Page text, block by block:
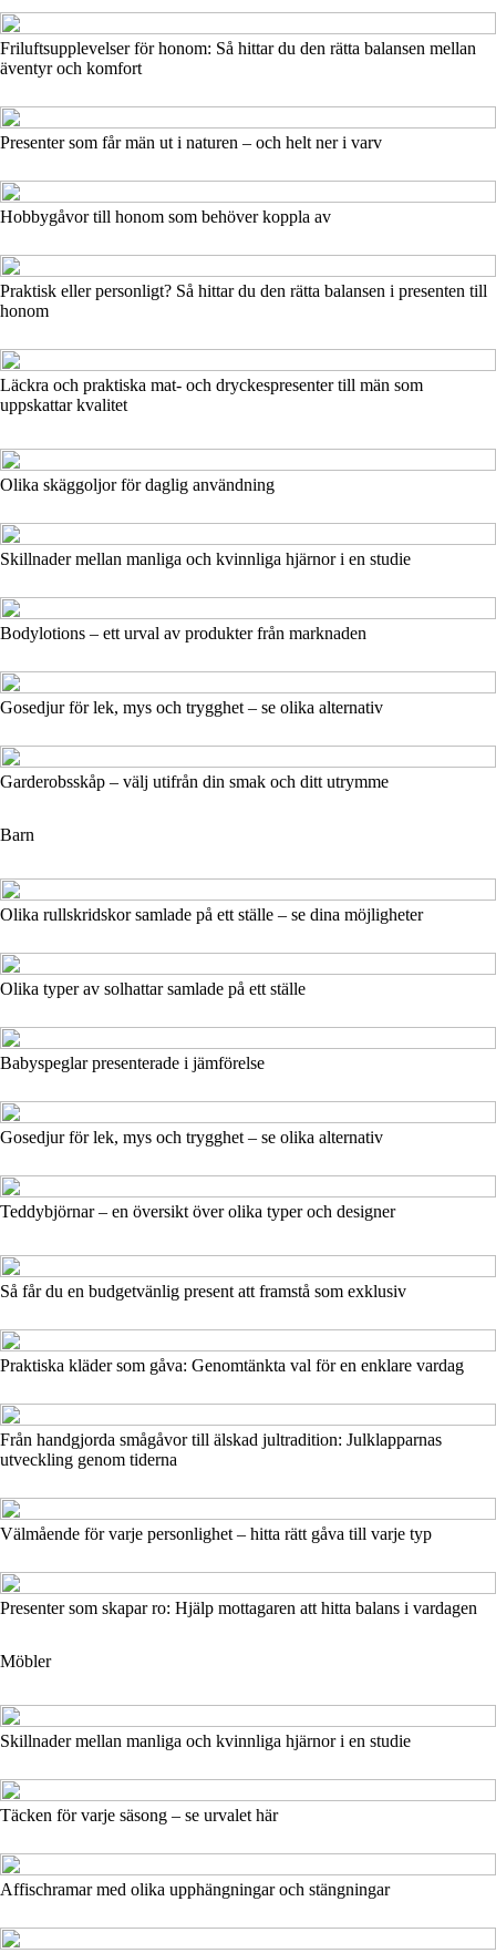
Friluftsupplevelser för honom: Så hittar du den rätta balansen mellan
äventyr och komfort
Presenter som får män ut i naturen – och helt ner i varv
Hobbygåvor till honom som behöver koppla av
Praktisk eller personligt? Så hittar du den rätta balansen i presenten till
honom
Läckra och praktiska mat- och dryckespresenter till män som
uppskattar kvalitet
Olika skäggoljor för daglig användning
Skillnader mellan manliga och kvinnliga hjärnor i en studie
Bodylotions – ett urval av produkter från marknaden
Gosedjur för lek, mys och trygghet – se olika alternativ
Garderobsskåp – välj utifrån din smak och ditt utrymme
Barn
Olika rullskridskor samlade på ett ställe – se dina möjligheter
Olika typer av solhattar samlade på ett ställe
Babyspeglar presenterade i jämförelse
Gosedjur för lek, mys och trygghet – se olika alternativ
Teddybjörnar – en översikt över olika typer och designer
Så får du en budgetvänlig present att framstå som exklusiv
Praktiska kläder som gåva: Genomtänkta val för en enklare vardag
Från handgjorda smågåvor till älskad jultradition: Julklapparnas
utveckling genom tiderna
Välmående för varje personlighet – hitta rätt gåva till varje typ
Presenter som skapar ro: Hjälp mottagaren att hitta balans i vardagen
Möbler
Skillnader mellan manliga och kvinnliga hjärnor i en studie
Täcken för varje säsong – se urvalet här
Affischramar med olika upphängningar och stängningar